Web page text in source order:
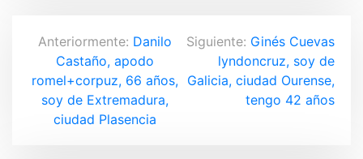
N
a
v
Anteriormente: Danilo
Castaño, apodo
romel+corpuz, 66 años,
soy de Extremadura,
ciudad Plasencia
Siguiente: Ginés Cuevas
lyndoncruz, soy de
Galicia, ciudad Ourense,
tengo 42 años